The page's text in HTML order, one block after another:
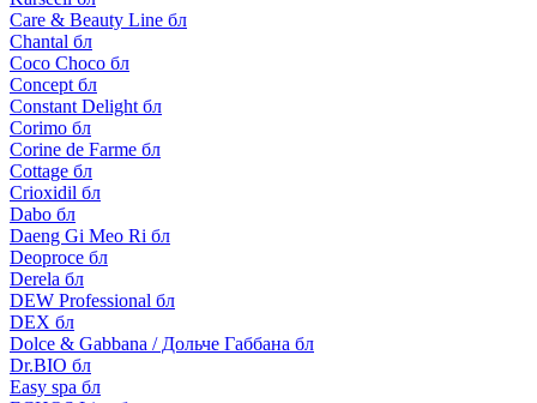
Care & Beauty Line бл
Chantal бл
Coco Choco бл
Concept бл
Constant Delight бл
Corimo бл
Corine de Farme бл
Cottage бл
Crioxidil бл
Dabo бл
Daeng Gi Meo Ri бл
Deoproce бл
Derela бл
DEW Professional бл
DEX бл
Dolce & Gabbana / Дольче Габбана бл
Dr.BIO бл
Easy spa бл